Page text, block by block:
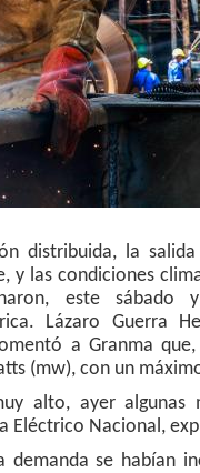
distribuida, la
y las condiciones
este
Lázaro Guerra
a Granma
(mw), con un
alto, ayer algunas
Eléctrico Nacional,
se habían